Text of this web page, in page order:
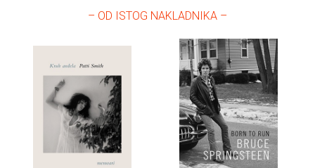
– OD ISTOG NAKLADNIKA –